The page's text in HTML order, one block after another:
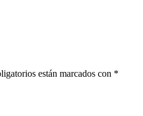
están marcados con *